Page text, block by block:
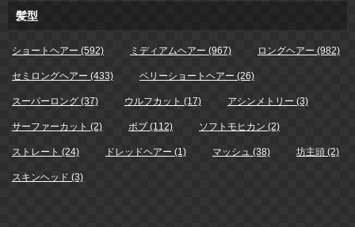
髪型
ショートヘアー (592) ミディアムヘアー (967) ロングヘアー (982)
セミロングヘアー (433) ベリーショートヘアー (26)
スーパーロング (37) ウルフカット (17) アシンメトリー (3)
サーファーカット (2) ボブ (112) ソフトモヒカン (2)
ストレート (24) ドレッドヘアー (1) マッシュ (38) 坊主頭 (2)
スキンヘッド (3)